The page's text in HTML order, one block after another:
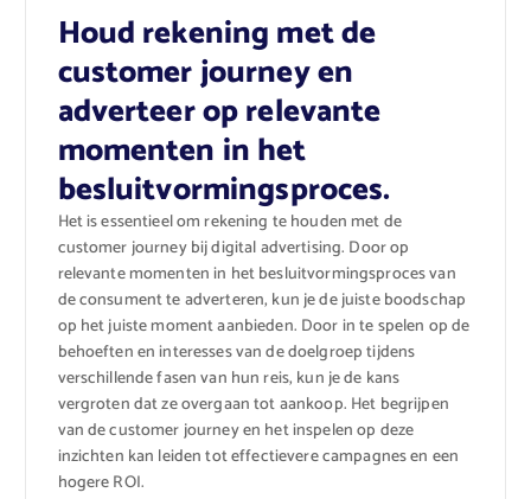
Houd rekening met de
customer journey en
adverteer op relevante
momenten in het
besluitvormingsproces.
Het is essentieel om rekening te houden met de
customer journey bij digital advertising. Door op
relevante momenten in het besluitvormingsproces van
de consument te adverteren, kun je de juiste boodschap
op het juiste moment aanbieden. Door in te spelen op de
behoeften en interesses van de doelgroep tijdens
verschillende fasen van hun reis, kun je de kans
vergroten dat ze overgaan tot aankoop. Het begrijpen
van de customer journey en het inspelen op deze
inzichten kan leiden tot effectievere campagnes en een
hogere ROI.